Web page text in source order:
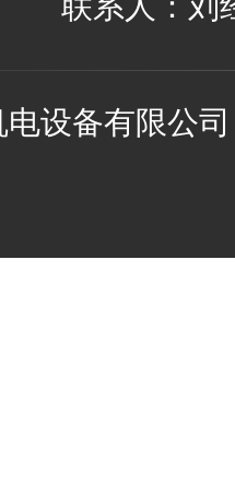
设备有限公